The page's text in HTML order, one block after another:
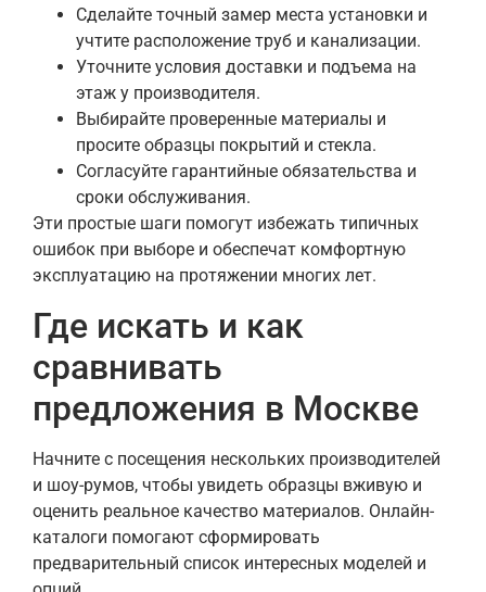
Сделайте точный замер места установки и
учтите расположение труб и канализации.
Уточните условия доставки и подъема на
этаж у производителя.
Выбирайте проверенные материалы и
просите образцы покрытий и стекла.
Согласуйте гарантийные обязательства и
сроки обслуживания.
Эти простые шаги помогут избежать типичных
ошибок при выборе и обеспечат комфортную
эксплуатацию на протяжении многих лет.
Где искать и как
сравнивать
предложения в Москве
Начните с посещения нескольких производителей
и шоу-румов, чтобы увидеть образцы вживую и
оценить реальное качество материалов. Онлайн-
каталоги помогают сформировать
предварительный список интересных моделей и